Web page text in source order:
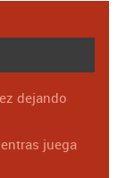
dejando
juega